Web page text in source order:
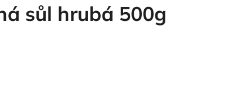
sůl hrubá 500g